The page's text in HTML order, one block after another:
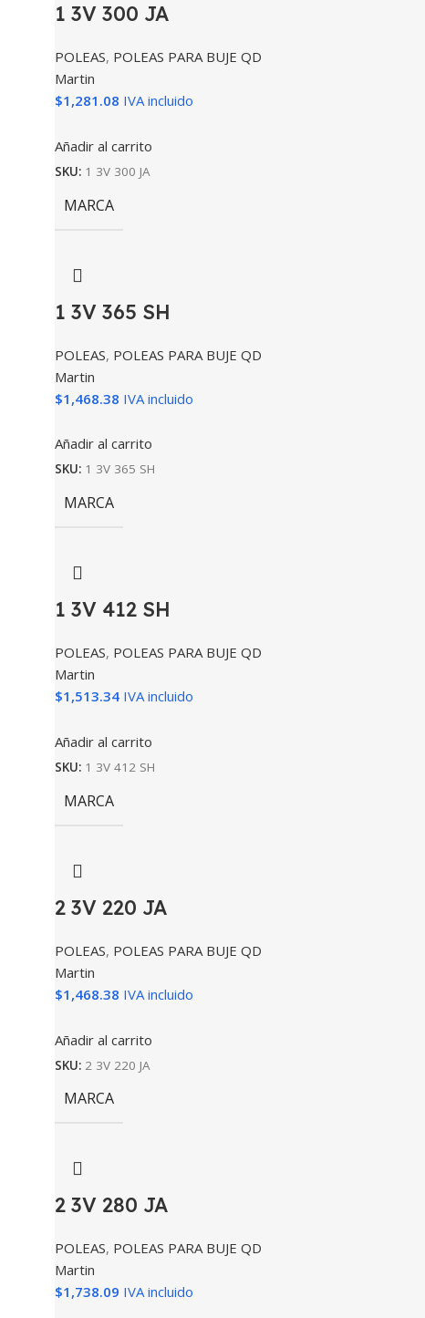
1 3V 300 JA
POLEAS, POLEAS PARA BUJE QD
Martin
$1,281.08 IVA incluido
Añadir al carrito
SKU: 1 3V 300 JA
MARCA
1 3V 365 SH
POLEAS, POLEAS PARA BUJE QD
Martin
$1,468.38 IVA incluido
Añadir al carrito
SKU: 1 3V 365 SH
MARCA
1 3V 412 SH
POLEAS, POLEAS PARA BUJE QD
Martin
$1,513.34 IVA incluido
Añadir al carrito
SKU: 1 3V 412 SH
MARCA
2 3V 220 JA
POLEAS, POLEAS PARA BUJE QD
Martin
$1,468.38 IVA incluido
Añadir al carrito
SKU: 2 3V 220 JA
MARCA
2 3V 280 JA
POLEAS, POLEAS PARA BUJE QD
Martin
$1,738.09 IVA incluido